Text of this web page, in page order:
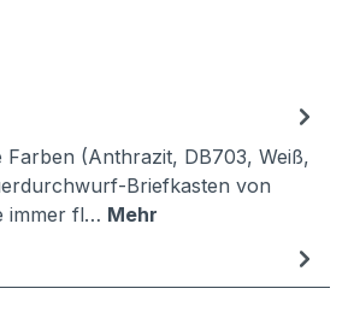
Farben (Anthrazit, DB703, Weiß,
Briefkasten von
immer fl… Mehr